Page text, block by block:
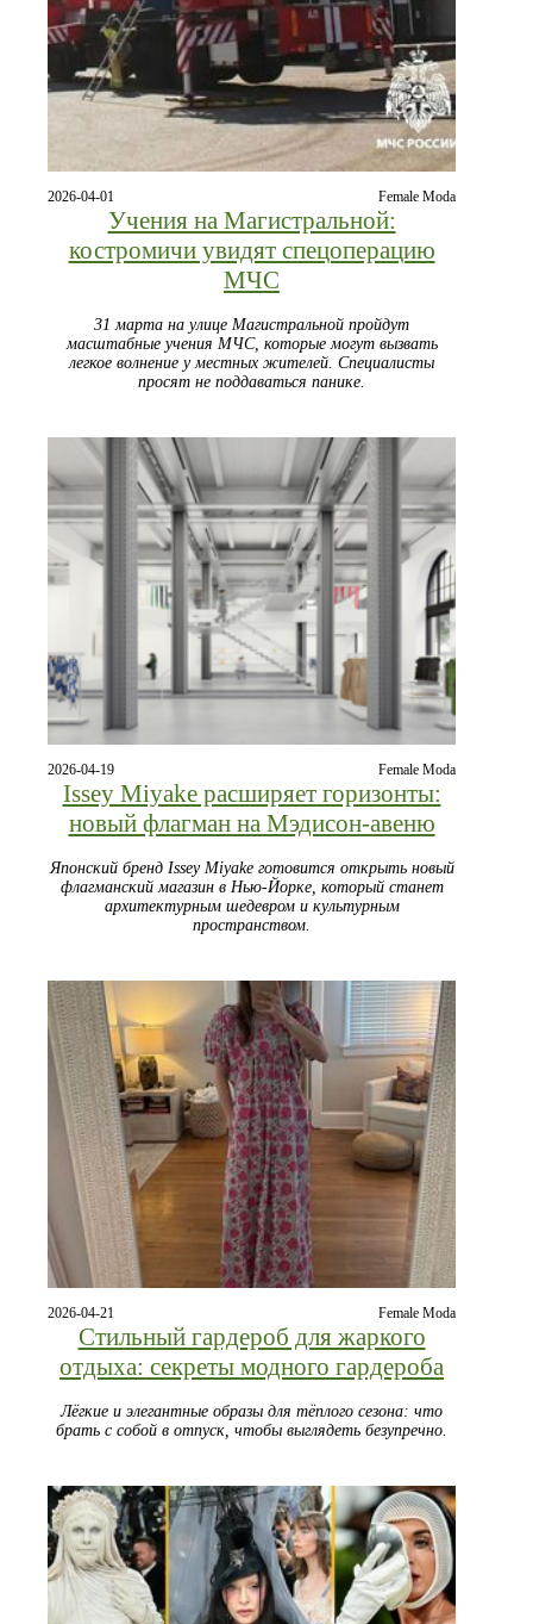
2026-04-01 Female Moda
Учения на Магистральной:
костромичи увидят спецоперацию
МЧС
31 марта на улице Магистральной пройдут
масштабные учения МЧС, которые могут вызвать
легкое волнение у местных жителей. Специалисты
просят не поддаваться панике.
2026-04-19 Female Moda
Issey Miyake расширяет горизонты:
новый флагман на Мэдисон-авеню
Японский бренд Issey Miyake готовится открыть новый
флагманский магазин в Нью-Йорке, который станет
архитектурным шедевром и культурным
пространством.
2026-04-21 Female Moda
Стильный гардероб для жаркого
отдыха: секреты модного гардероба
Лёгкие и элегантные образы для тёплого сезона: что
брать с собой в отпуск, чтобы выглядеть безупречно.